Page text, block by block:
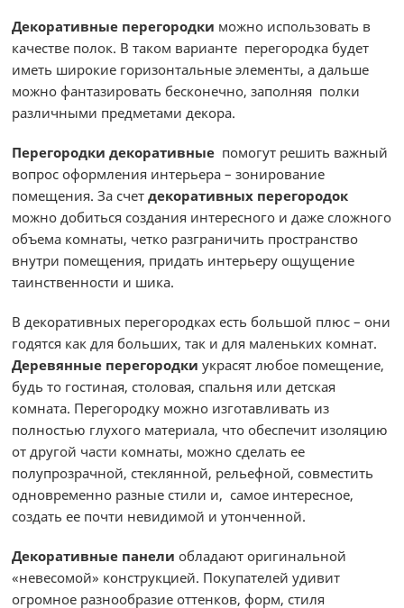
Декоративные перегородки можно использовать в
качестве полок. В таком варианте перегородка будет
иметь широкие горизонтальные элементы, а дальше
можно фантазировать бесконечно, заполняя полки
различными предметами декора.
Перегородки декоративные помогут решить важный
вопрос оформления интерьера – зонирование
помещения. За счетдекоративных перегородок
можно добиться создания интересного и даже сложного
объема комнаты, четко разграничить пространство
внутри помещения, придать интерьеру ощущение
таинственности и шика.
В декоративных перегородках есть большой плюс – они
годятся как для больших, так и для маленьких комнат.
Деревянные перегородки украсят любое помещение,
будь то гостиная, столовая, спальня или детская
комната. Перегородку можно изготавливать из
полностью глухого материала, что обеспечит изоляцию
от другой части комнаты, можно сделать ее
полупрозрачной, стеклянной, рельефной, совместить
одновременно разные стили и, самое интересное,
создать ее почти невидимой и утонченной.
Декоративные панели обладают оригинальной
«невесомой» конструкцией. Покупателей удивит
огромное разнообразие оттенков, форм, стиля